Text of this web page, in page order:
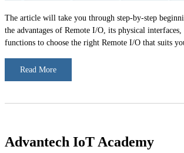
The article will take you through step-by-step
the advantages of Remote I/O, its physical
functions to choose the right Remote I/O that suits
Read More
Advantech IoT Academy